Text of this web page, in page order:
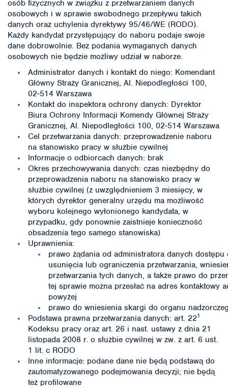
osób fizycznych w związku z przetwarzaniem danych
osobowych i w sprawie swobodnego przepływu takich
danych oraz uchylenia dyrektywy 95/46/WE (RODO).
Każdy kandydat przystępujący do naboru podaje swoje
dane dobrowolnie. Bez podania wymaganych danych
osobowych nie będzie możliwy udział w naborze.
Administrator danych i kontakt do niego: Komendant
Główny Straży Granicznej, Al. Niepodległości 100,
02-514 Warszawa
Kontakt do inspektora ochrony danych: Dyrektor
Biura Ochrony Informacji Komendy Głównej Straży
Granicznej, Al. Niepodległości 100, 02-514 Warszawa
Cel przetwarzania danych: przeprowadzenie naboru
na stanowisko pracy w służbie cywilnej
Informacje o odbiorcach danych: brak
Okres przechowywania danych: czas niezbędny do
przeprowadzenia naboru na stanowisko pracy w
służbie cywilnej (z uwzględnieniem 3 miesięcy, w
których dyrektor generalny urzędu ma możliwość
wyboru kolejnego wyłonionego kandydata, w
przypadku, gdy ponownie zaistnieje konieczność
obsadzenia tego samego stanowiska)
Uprawnienia:
prawo żądania od administratora danych
usunięcia lub ograniczenia przetwarzania,
przetwarzania tych danych, a także prawo do
tej sprawie można przesłać na adres kontaktowy
powyżej
prawo do wniesienia skargi do organu
Podstawa prawna przetwarzania danych: art. 221
Kodeksu pracy oraz art. 26 i nast. ustawy z dnia 21
listopada 2008 r. o służbie cywilnej w zw. z art. 6 ust.
1 lit. c RODO
Inne informacje: podane dane nie będą podstawą do
zautomatyzowanego podejmowania decyzji; nie będą
też profilowane